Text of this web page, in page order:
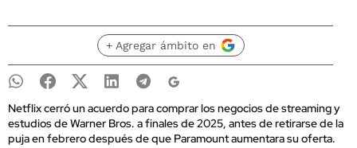
+ Agregar ámbito en
Netflix cerró un acuerdo para comprar los negocios de streaming y
estudios de Warner Bros. a finales de 2025, antes de retirarse de la
puja en febrero después de que Paramount aumentara su oferta.